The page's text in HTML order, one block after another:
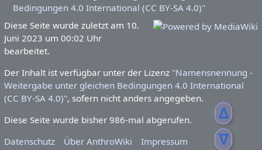
ᐃ
ᐁ
Diese Seite wurde zuletzt am 10.
Juni 2023 um 00:02 Uhr
bearbeitet.
Der Inhalt ist verfügbar unter der Lizenz ''Namensnennung -
Weitergabe unter gleichen Bedingungen 4.0 International
(CC BY-SA 4.0)'', sofern nicht anders angegeben.
Diese Seite wurde bisher 986-mal abgerufen.
Datenschutz
Über AnthroWiki Impressum